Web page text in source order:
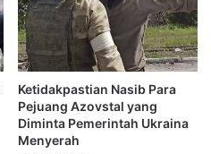
Ketidakpastian Nasib Para
Pejuang Azovstal yang
Diminta Pemerintah Ukraina
Menyerah